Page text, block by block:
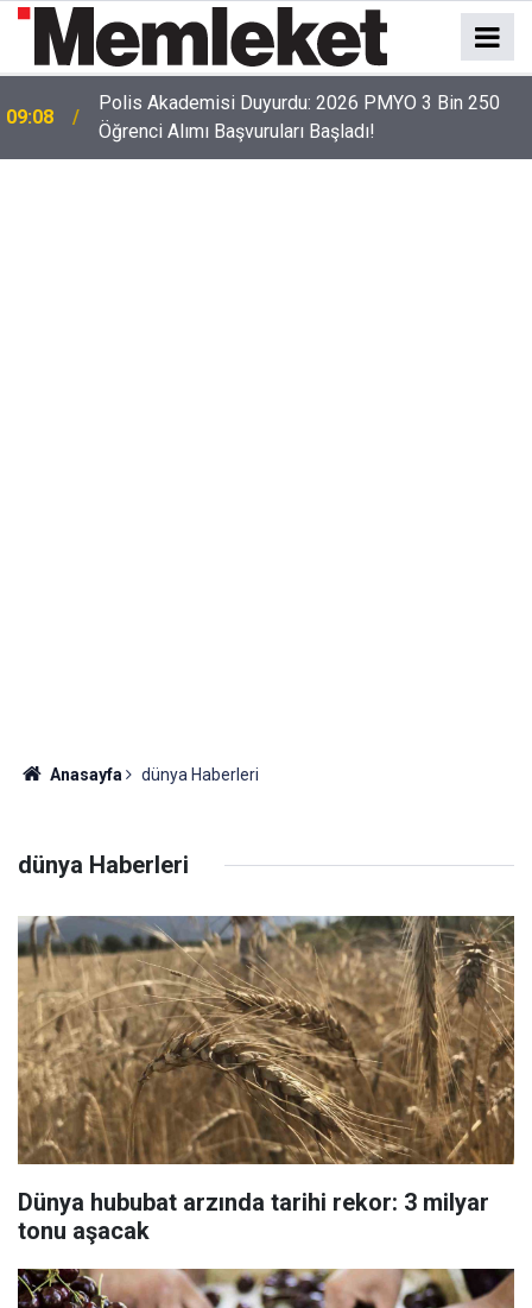
09:05
İzmir soruşturmasında sıcak gelişme! Veli
Ağbaba'nın ağabeyi Hür Ağbaba tutuklandı
Anasayfa dünya Haberleri
dünya Haberleri
Dünya hububat arzında tarihi rekor: 3 milyar
tonu aşacak